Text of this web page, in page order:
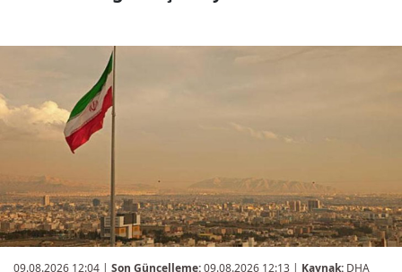
09.08.2026 12:04 | Son Güncelleme:09.08.2026 12:13 | Kaynak: DHA